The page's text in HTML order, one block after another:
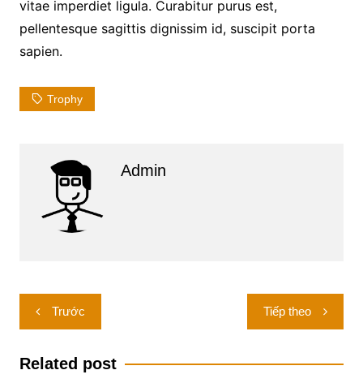
vitae imperdiet ligula. Curabitur purus est,
pellentesque sagittis dignissim id, suscipit porta
sapien.
Trophy
Admin
Điều
hướng
bài
Trước Tiếp theo
Related post